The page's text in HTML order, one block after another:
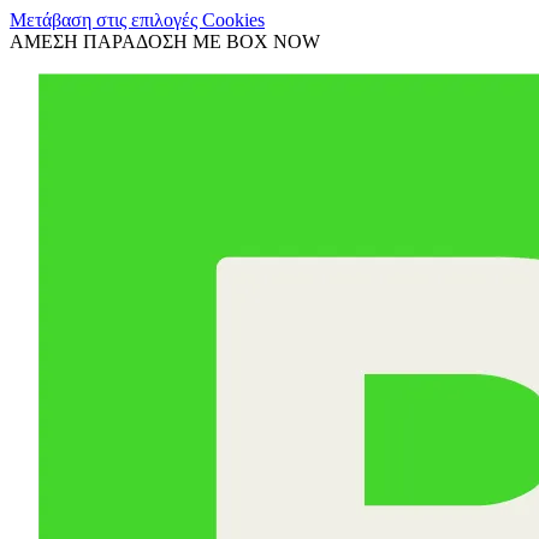
Μετάβαση στις επιλογές Cookies
ΑΜΕΣΗ ΠΑΡΑΔΟΣΗ ΜΕ BOX NOW